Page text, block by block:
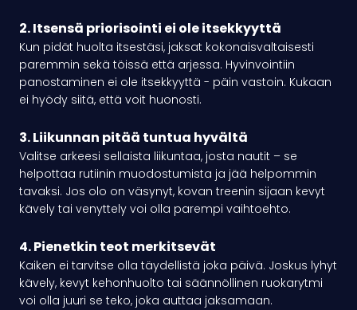
2. Itsensä priorisointi ei ole itsekkyyttä
Kun pidät huolta itsestäsi, jaksat kokonaisvaltaisesti
paremmin sekä töissä että arjessa. Hyvinvointiin
panostaminen ei ole itsekkyyttä - päin vastoin. Kukaan
ei hyödy siitä, että voit huonosti.
3. Liikunnan pitää tuntua hyvältä
Valitse arkeesi sellaista liikuntaa, josta nautit – se
helpottaa rutiinin muodostumista ja jää helpommin
tavaksi. Jos olo on väsynyt, kovan treenin sijaan kevyt
kävely tai venyttely voi olla parempi vaihtoehto.
4. Pienetkin teot merkitsevät
Kaiken ei tarvitse olla täydellistä joka päivä. Joskus lyhyt
kävely, kevyt kehonhuolto tai säännöllinen ruokarytmi
voi olla juuri se teko, joka auttaa jaksamaan.